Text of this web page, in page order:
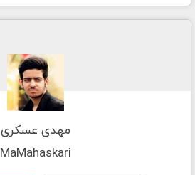
مهدی عسکری
MaMahaskari